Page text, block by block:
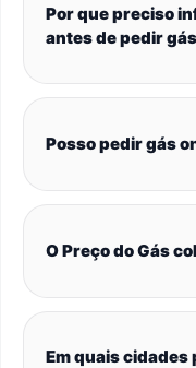
Por que preciso
antes de pedir
Posso pedir gás
O Preço do Gás
Em quais